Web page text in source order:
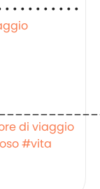
• • • • • • • • • •
di viaggio
#vita